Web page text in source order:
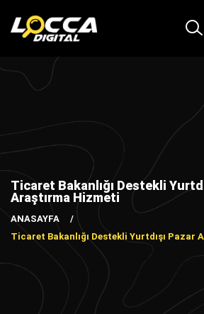
Ticaret Bakanlığı Destekli
Araştırma Hizmeti
ANASAYFA
Ticaret Bakanlığı Destekli Yurtdışı Pazar